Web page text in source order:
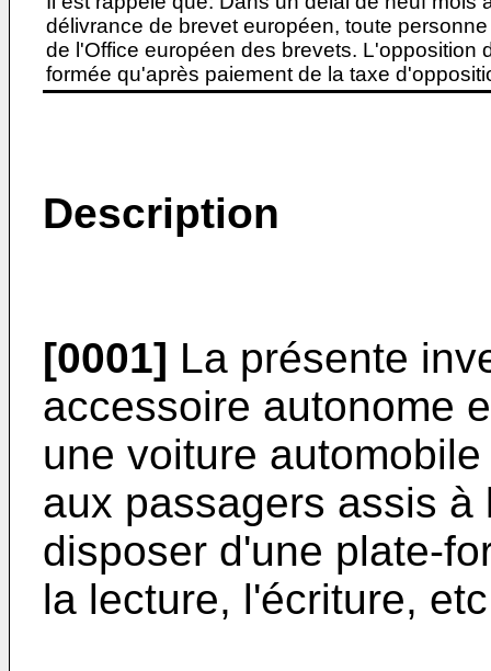
délivrance de brevet européen, toute
de l'Office européen des brevets. L'opposition
formée qu'après paiement de la taxe
Description
[0001] La présente
accessoire autonome
une voiture
aux passagers assis
disposer d'une plate-
la lecture, l'écriture,